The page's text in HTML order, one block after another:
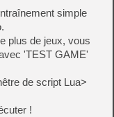
simple
plus de jeux, vous
'TEST GAME'
de script Lua>
!